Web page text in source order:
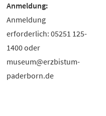
Anmeldung
erforderlich: 05251 125-
1400 oder
museum@erzbistum-
paderborn.de